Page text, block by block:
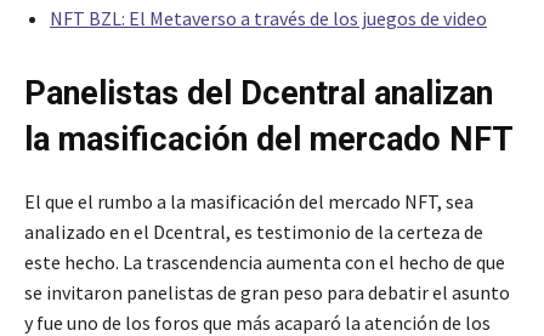
NFT BZL: El Metaverso a través de los juegos de video
Panelistas del Dcentral analizan
la masificación del mercado NFT
El que el rumbo a la masificación del mercado NFT, sea
analizado en el Dcentral, es testimonio de la certeza de
este hecho. La trascendencia aumenta con el hecho de que
se invitaron panelistas de gran peso para debatir el asunto
y fue uno de los foros que más acaparó la atención de los